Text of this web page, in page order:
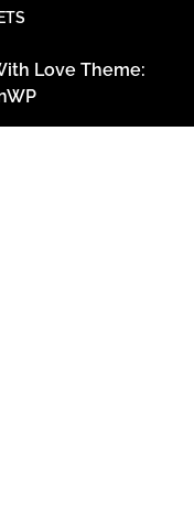
Love Theme: